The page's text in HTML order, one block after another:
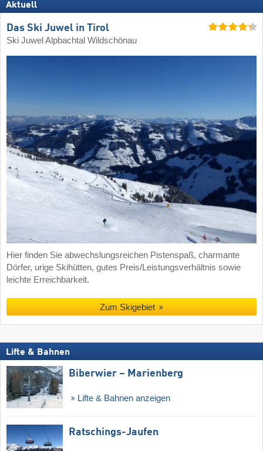
Aktuell
Das Ski Juwel in Tirol
Ski Juwel Alpbachtal Wildschönau
Hier finden Sie abwechslungsreichen Pistenspaß, charmante
Dörfer, urige Skihütten, gutes Preis/Leistungsverhältnis sowie
leichte Erreichbarkeit.
Zum Skigebiet
Lifte & Bahnen
Biberwier – Marienberg
Lifte & Bahnen anzeigen
Ratschings-Jaufen